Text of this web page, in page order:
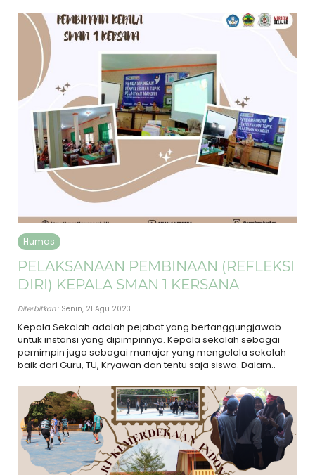
Humas
PELAKSANAAN PEMBINAAN (REFLEKSI
DIRI) KEPALA SMAN 1 KERSANA
Diterbitkan: Senin, 21 Agu 2023
Kepala Sekolah adalah pejabat yang bertanggungjawab
untuk instansi yang dipimpinnya. Kepala sekolah sebagai
pemimpin juga sebagai manajer yang mengelola sekolah
baik dari Guru, TU, Kryawan dan tentu saja siswa. Dalam..